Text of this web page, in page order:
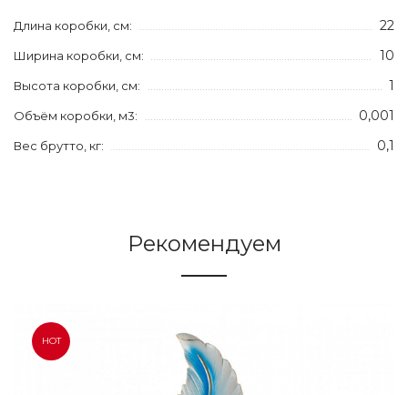
Длина коробки, см: 22
Ширина коробки, см: 10
Высота коробки, см: 1
Объём коробки, м3: 0,001
Вес брутто, кг: 0,1
Рекомендуем
HOT